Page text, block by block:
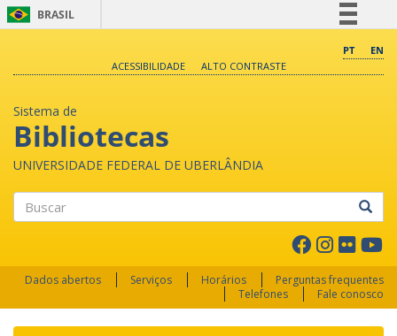
BRASIL
Comunica BR
PT
EN
ACESSIBILIDADE
ALTO CONTRASTE
Sistema de
Bibliotecas
UNIVERSIDADE FEDERAL DE UBERLÂNDIA
Dados abertos Serviços Horários
Perguntas frequentes
Telefones
Fale conosco